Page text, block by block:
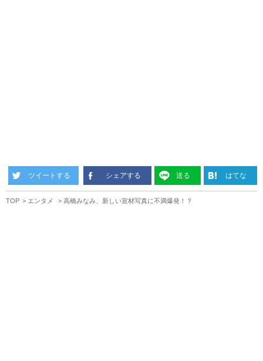
ツイートする シェアする 送る はてな
TOP エンタメ 高橋みなみ、新しい宣材写真に不満爆発！？